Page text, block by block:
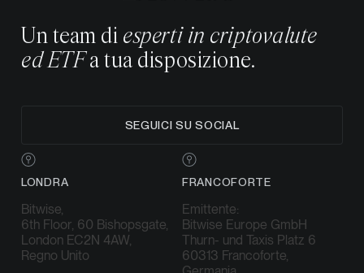
Un team di esperti in criptovalute
ed ETFa tua disposizione.
SEGUICI SU SOCIAL
LONDRA
Bitwise,
6th Floor, 60 Bishopsgate,
London EC2N 4AW,
Regno Unito
FRANCOFORTE
Emittente:
Bitwise Europe GmbH
Thurn- und Taxis Platz 6
60313 Francoforte,